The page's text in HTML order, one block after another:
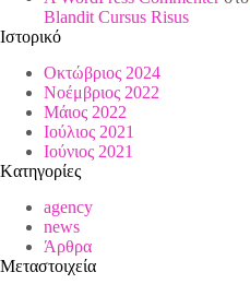
Blandit Cursus Risus
Ιστορικό
Οκτώβριος 2024
Νοέμβριος 2022
Μάιος 2022
Ιούλιος 2021
Ιούνιος 2021
Kατηγορίες
agency
news
Άρθρα
Μεταστοιχεία